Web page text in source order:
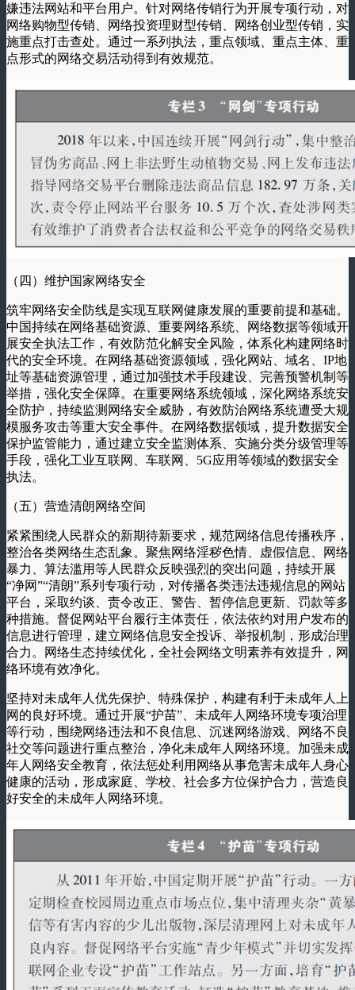
嫌违法网站和平台用户。针对网络传销行为开展专项行动，对
网络购物型传销、网络投资理财型传销、网络创业型传销，实
施重点打击查处。通过一系列执法，重点领域、重点主体、重
点形式的网络交易活动得到有效规范。
（四）维护国家网络安全
筑牢网络安全防线是实现互联网健康发展的重要前提和基础。
中国持续在网络基础资源、重要网络系统、网络数据等领域开
展安全执法工作，有效防范化解安全风险，体系化构建网络时
代的安全环境。在网络基础资源领域，强化网站、域名、IP地
址等基础资源管理，通过加强技术手段建设、完善预警机制等
举措，强化安全保障。在重要网络系统领域，深化网络系统安
全防护，持续监测网络安全威胁，有效防治网络系统遭受大规
模服务攻击等重大安全事件。在网络数据领域，提升数据安全
保护监管能力，通过建立安全监测体系、实施分类分级管理等
手段，强化工业互联网、车联网、5G应用等领域的数据安全
执法。
（五）营造清朗网络空间
紧紧围绕人民群众的新期待新要求，规范网络信息传播秩序，
整治各类网络生态乱象。聚焦网络淫秽色情、虚假信息、网络
暴力、算法滥用等人民群众反映强烈的突出问题，持续开展
“净网”“清朗”系列专项行动，对传播各类违法违规信息的网站
平台，采取约谈、责令改正、警告、暂停信息更新、罚款等多
种措施。督促网站平台履行主体责任，依法依约对用户发布的
信息进行管理，建立网络信息安全投诉、举报机制，形成治理
合力。网络生态持续优化，全社会网络文明素养有效提升，网
络环境有效净化。
坚持对未成年人优先保护、特殊保护，构建有利于未成年人上
网的良好环境。通过开展“护苗”、未成年人网络环境专项治理
等行动，围绕网络违法和不良信息、沉迷网络游戏、网络不良
社交等问题进行重点整治，净化未成年人网络环境。加强未成
年人网络安全教育，依法惩处利用网络从事危害未成年人身心
健康的活动，形成家庭、学校、社会多方位保护合力，营造良
好安全的未成年人网络环境。